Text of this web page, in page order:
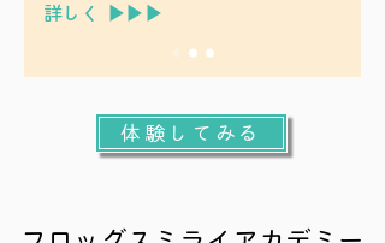
​詳しく ▶▶▶
体験してみる